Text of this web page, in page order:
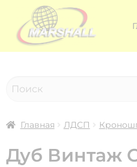
Главная ЛДСП
Дуб Винтаж